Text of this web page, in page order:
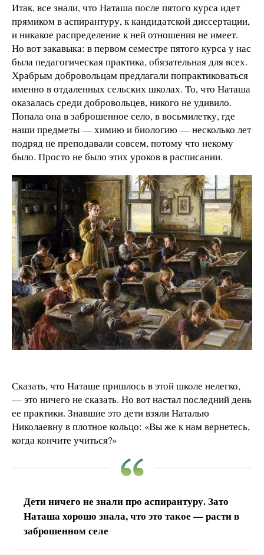
Итак, все знали, что Наташа после пятого курса идет
прямиком в аспирантуру, к кандидатской диссертации,
и никакое распределение к ней отношения не имеет.
Но вот закавыка: в первом семестре пятого курса у нас
была педагогическая практика, обязательная для всех.
Храбрым добровольцам предлагали попрактиковаться
именно в отдаленных сельских школах. То, что Наташа
оказалась среди добровольцев, никого не удивило.
Попала она в заброшенное село, в восьмилетку, где
наши предметы — химию и биологию — несколько лет
подряд не преподавали совсем, потому что некому
было. Просто не было этих уроков в расписании.
Сказать, что Наташе пришлось в этой школе нелегко,
— это ничего не сказать. Но вот настал последний день
ее практики. Знавшие это дети взяли Наталью
Николаевну в плотное кольцо: «Вы же к нам вернетесь,
когда кончите учиться?»
Дети ничего не знали про аспирантуру. Зато
Наташа хорошо знала, что это такое — расти в
заброшенном селе